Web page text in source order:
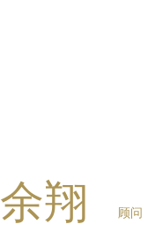
余翔 顾问